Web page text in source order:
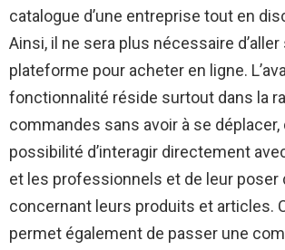
catalogue d’une entreprise tout en
Ainsi, il ne sera plus nécessaire
plateforme pour acheter en ligne.
fonctionnalité réside surtout dans la
commandes sans avoir à se déplacer,
possibilité d’interagir directement
et les professionnels et de leur poser
concernant leurs produits et articles.
permet également de passer une